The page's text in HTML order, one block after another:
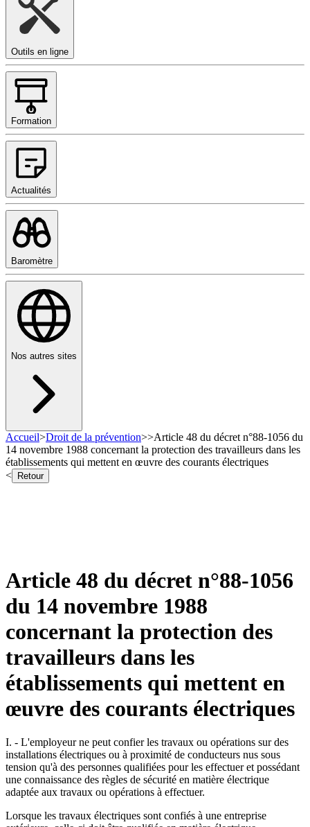
Outils en ligne
Formation
Actualités
Baromètre
Nos autres sites
Accueil>Droit de la prévention>>Article 48 du décret n°88-1056 du
14 novembre 1988 concernant la protection des travailleurs dans les
établissements qui mettent en œuvre des courants électriques
<
Retour
Article 48 du décret n°88-1056
du 14 novembre 1988
concernant la protection des
travailleurs dans les
établissements qui mettent en
œuvre des courants électriques
I. - L'employeur ne peut confier les travaux ou opérations sur des
installations électriques ou à proximité de conducteurs nus sous
tension qu'à des personnes qualifiées pour les effectuer et possédant
une connaissance des règles de sécurité en matière électrique
adaptée aux travaux ou opérations à effectuer.
Lorsque les travaux électriques sont confiés à une entreprise